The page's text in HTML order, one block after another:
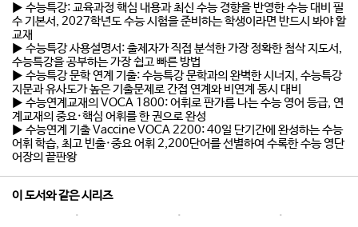
▶ 수능특강: 교육과정 핵심 내용과 최신 수능 경향을 반영한 수능 대비 필
수 기본서, 2027학년도 수능 시험을 준비하는 학생이라면 반드시 봐야 할
교재
▶ 수능특강 사용설명서: 출제자가 직접 분석한 가장 정확한 첨삭 지도서,
수능특강을 공부하는 가장 쉽고 빠른 방법
▶ 수능특강 문학 연계 기출: 수능특강 문학과의 완벽한 시너지, 수능특강
지문과 유사도가 높은 기출문제로 간접 연계와 비연계 동시 대비
▶ 수능연계교재의 VOCA 1800: 어휘로 판가름 나는 수능 영어 등급, 연
계교재의 중요·핵심 어휘를 한 권으로 완성
▶ 수능연계 기출 Vaccine VOCA 2200: 40일 단기간에 완성하는 수능
어휘 학습, 최고 빈출·중요 어휘 2,200단어를 선별하여 수록한 수능 영단
어장의 끝판왕
이 도서와 같은 시리즈